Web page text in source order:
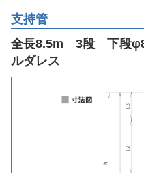
事業内容
取扱製品
各種実績
支持管
全長8.5m 3段 下段
ルダレス